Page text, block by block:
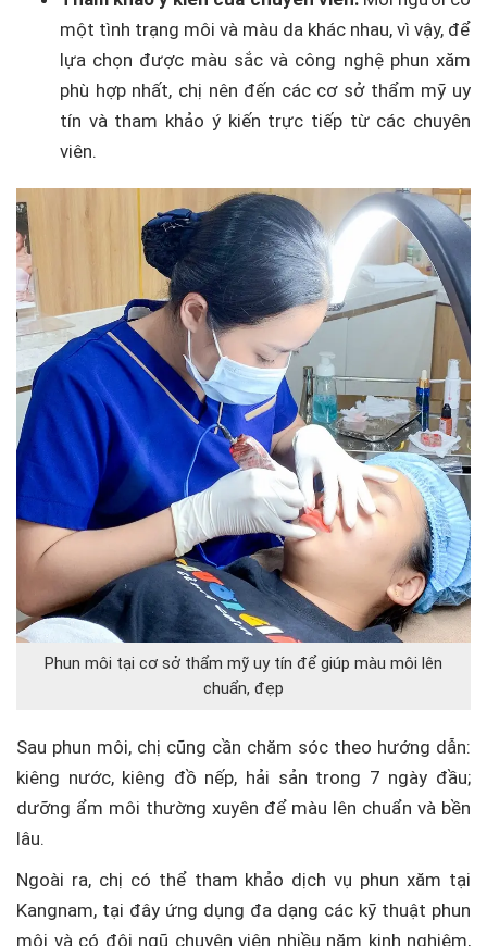
một tình trạng môi và màu da khác nhau, vì vậy, để
lựa chọn được màu sắc và công nghệ phun xăm
phù hợp nhất, chị nên đến các cơ sở thẩm mỹ uy
tín và tham khảo ý kiến trực tiếp từ các chuyên
viên.
Phun môi tại cơ sở thẩm mỹ uy tín để giúp màu môi lên
chuẩn, đẹp
Sau phun môi, chị cũng cần chăm sóc theo hướng dẫn:
kiêng nước, kiêng đồ nếp, hải sản trong 7 ngày đầu;
dưỡng ẩm môi thường xuyên để màu lên chuẩn và bền
lâu.
Ngoài ra, chị có thể tham khảo dịch vụ phun xăm tại
Kangnam, tại đây ứng dụng đa dạng các kỹ thuật phun
môi và có đội ngũ chuyên viên nhiều năm kinh nghiệm,